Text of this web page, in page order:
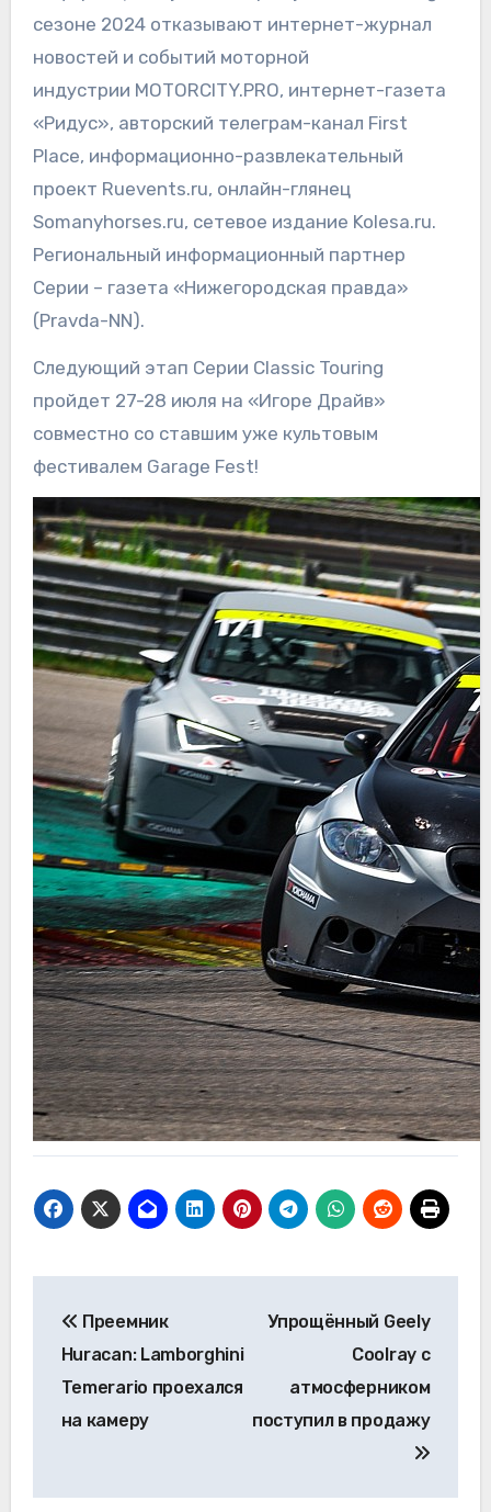
сезоне 2024 отказывают интернет-журнал
новостей и событий моторной
индустрии MOTORCITY.PRO, интернет-газета
«Ридус», авторский телеграм-канал First
Place, информационно-развлекательный
проект Ruevents.ru, онлайн-глянец
Somanyhorses.ru, сетевое издание Kolesa.ru.
Региональный информационный партнер
Серии – газета «Нижегородская правда»
(Pravda-NN).
Следующий этап Серии Classic Touring
пройдет 27-28 июля на «Игоре Драйв»
совместно со ставшим уже культовым
фестивалем Garage Fest!
по
записям
Преемник
Huracan: Lamborghini
Temerario проехался
на камеру
Упрощённый Geely
Coolray с
атмосферником
поступил в продажу